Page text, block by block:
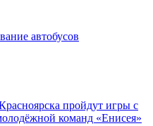
автобусов
пройдут игры с
команд «Енисея»